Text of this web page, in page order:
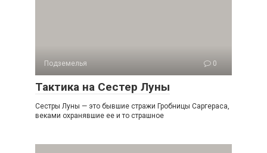
Подземелья 0
Тактика на Сестер Луны
Сестры Луны — это бывшие стражи Гробницы Саргераса,
веками охранявшие ее и то страшное